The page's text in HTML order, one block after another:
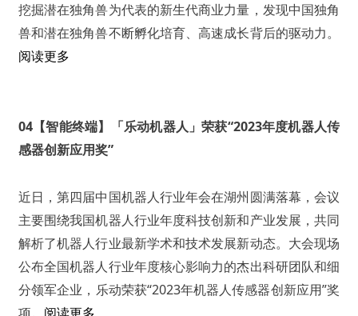
挖掘潜在独角兽为代表的新生代商业力量，发现中国独角
兽和潜在独角兽不断孵化培育、高速成长背后的驱动力。
阅读更多
04【智能终端】「乐动机器人」荣获“2023年度机器人传
感器创新应用奖”
近日，第四届中国机器人行业年会在湖州圆满落幕，会议
主要围绕我国机器人行业年度科技创新和产业发展，共同
解析了机器人行业最新学术和技术发展新动态。大会现场
公布全国机器人行业年度核心影响力的杰出科研团队和细
分领军企业，乐动荣获“2023年机器人传感器创新应用”奖